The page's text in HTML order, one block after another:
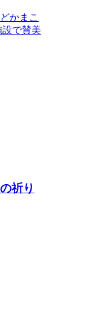
かまこ
で賛美
祈り